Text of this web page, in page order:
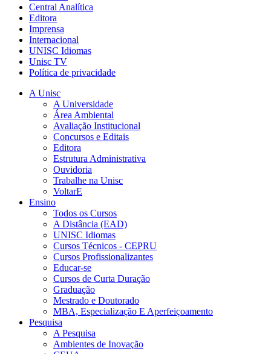
Central Analítica
Editora
Imprensa
Internacional
UNISC Idiomas
Unisc TV
Política de privacidade
A Unisc
A Universidade
Área Ambiental
Avaliação Institucional
Concursos e Editais
Editora
Estrutura Administrativa
Ouvidoria
Trabalhe na Unisc
VoltarE
Ensino
Todos os Cursos
A Distância (EAD)
UNISC Idiomas
Cursos Técnicos - CEPRU
Cursos Profissionalizantes
Educar-se
Cursos de Curta Duração
Graduação
Mestrado e Doutorado
MBA, Especialização E Aperfeiçoamento
Pesquisa
A Pesquisa
Ambientes de Inovação